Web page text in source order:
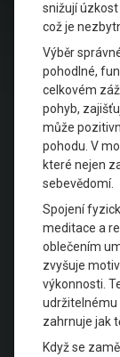
snižují
což je
Výběr
pohodlné,
celkovém
pohyb,
může
pohodu. V
které nejen
sebevědomí.
Spojení
meditace a
oblečením
zvyšuje
výkonnosti.
udržitelnému
zahrnuje jak
Když se